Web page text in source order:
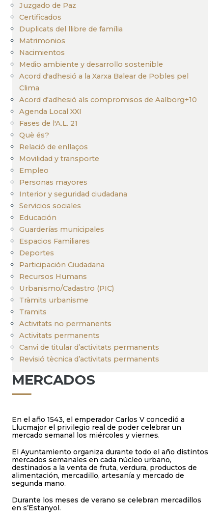
Juzgado de Paz
Certificados
Duplicats del llibre de família
Matrimonios
Nacimientos
Medio ambiente y desarrollo sostenible
Acord d'adhesió a la Xarxa Balear de Pobles pel
Clima
Acord d'adhesió als compromisos de Aalborg+10
Agenda Local XXI
Fases de l'A.L. 21
Què és?
Relació de enllaços
Movilidad y transporte
Empleo
Personas mayores
Interior y seguridad ciudadana
Servicios sociales
Educación
Guarderías municipales
Espacios Familiares
Deportes
Participación Ciudadana
Recursos Humans
Urbanismo/Cadastro (PIC)
Tràmits urbanisme
Tramits
Activitats no permanents
Activitats permanents
Canvi de titular d’activitats permanents
Revisió tècnica d’activitats permanents
MERCADOS
En el año 1543, el emperador Carlos V concedió a
Llucmajor el privilegio real de poder celebrar un
mercado semanal los miércoles y viernes.
El Ayuntamiento organiza durante todo el año distintos
mercados semanales en cada núcleo urbano,
destinados a la venta de fruta, verdura, productos de
alimentación, mercadillo, artesanía y mercado de
segunda mano.
Durante los meses de verano se celebran mercadillos
en s’Estanyol.